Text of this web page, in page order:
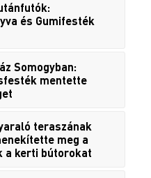
és Gumifesték
Somogyban:
mentette
teraszának
meg a
a kerti bútorokat